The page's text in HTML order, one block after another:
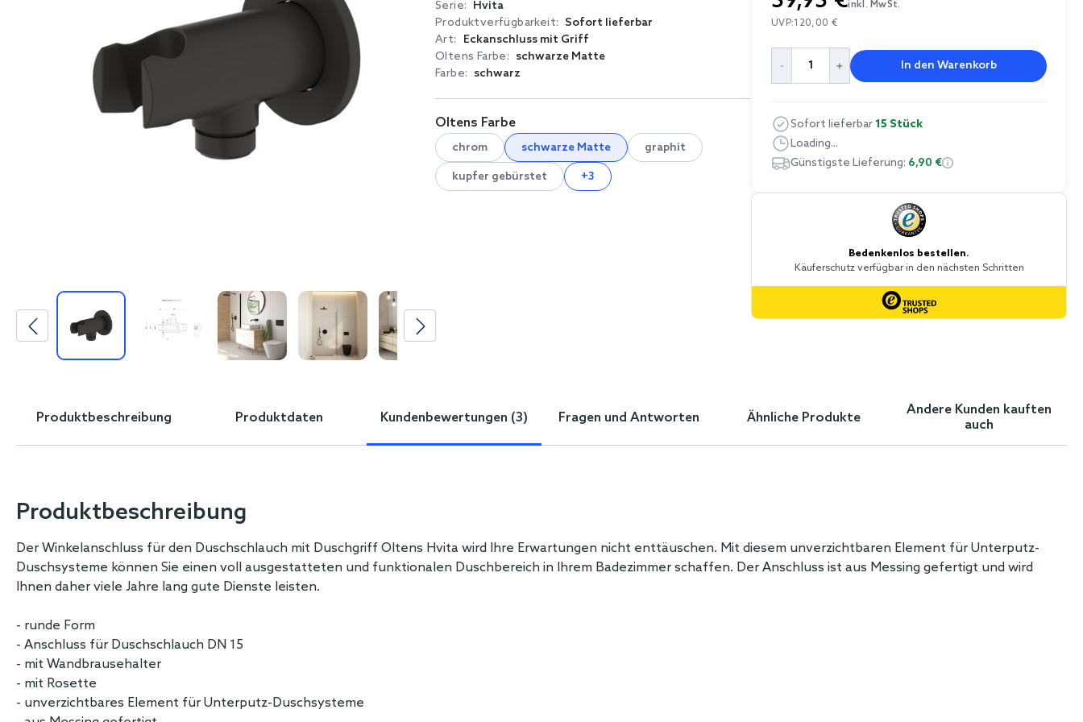
beginning
Serie: Hvita
Produktverfügbarkeit: Sofort lieferbar
Art:
Eckanschluss mit Griff
Oltens Farbe: schwarze Matte
Farbe: schwarz
Oltens Farbe
chrom schwarze Matte graphit
kupfer gebürstet +3
inkl. MwSt.
UVP:120,00 €
In den Warenkorb
Sofort lieferbar 15 Stück
Loading...
Günstigste Lieferung: 6,90 €
Produktbeschreibung Produktdaten Kundenbewertungen (3) Fragen und Antworten Ähnliche Produkte
Andere Kunden kauften
auch
Produktbeschreibung
Der Winkelanschluss für den Duschschlauch mit Duschgriff Oltens Hvita wird Ihre Erwartungen nicht enttäuschen. Mit diesem unverzichtbaren Element für Unterputz-
Duschsysteme können Sie einen voll ausgestatteten und funktionalen Duschbereich in Ihrem Badezimmer schaffen. Der Anschluss ist aus Messing gefertigt und wird
Ihnen daher viele Jahre lang gute Dienste leisten.
- runde Form
- Anschluss für Duschschlauch DN 15
- mit Wandbrausehalter
- mit Rosette
- unverzichtbares Element für Unterputz-Duschsysteme